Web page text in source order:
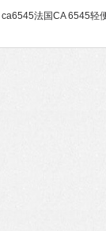
ca6545法国CA 6545轻